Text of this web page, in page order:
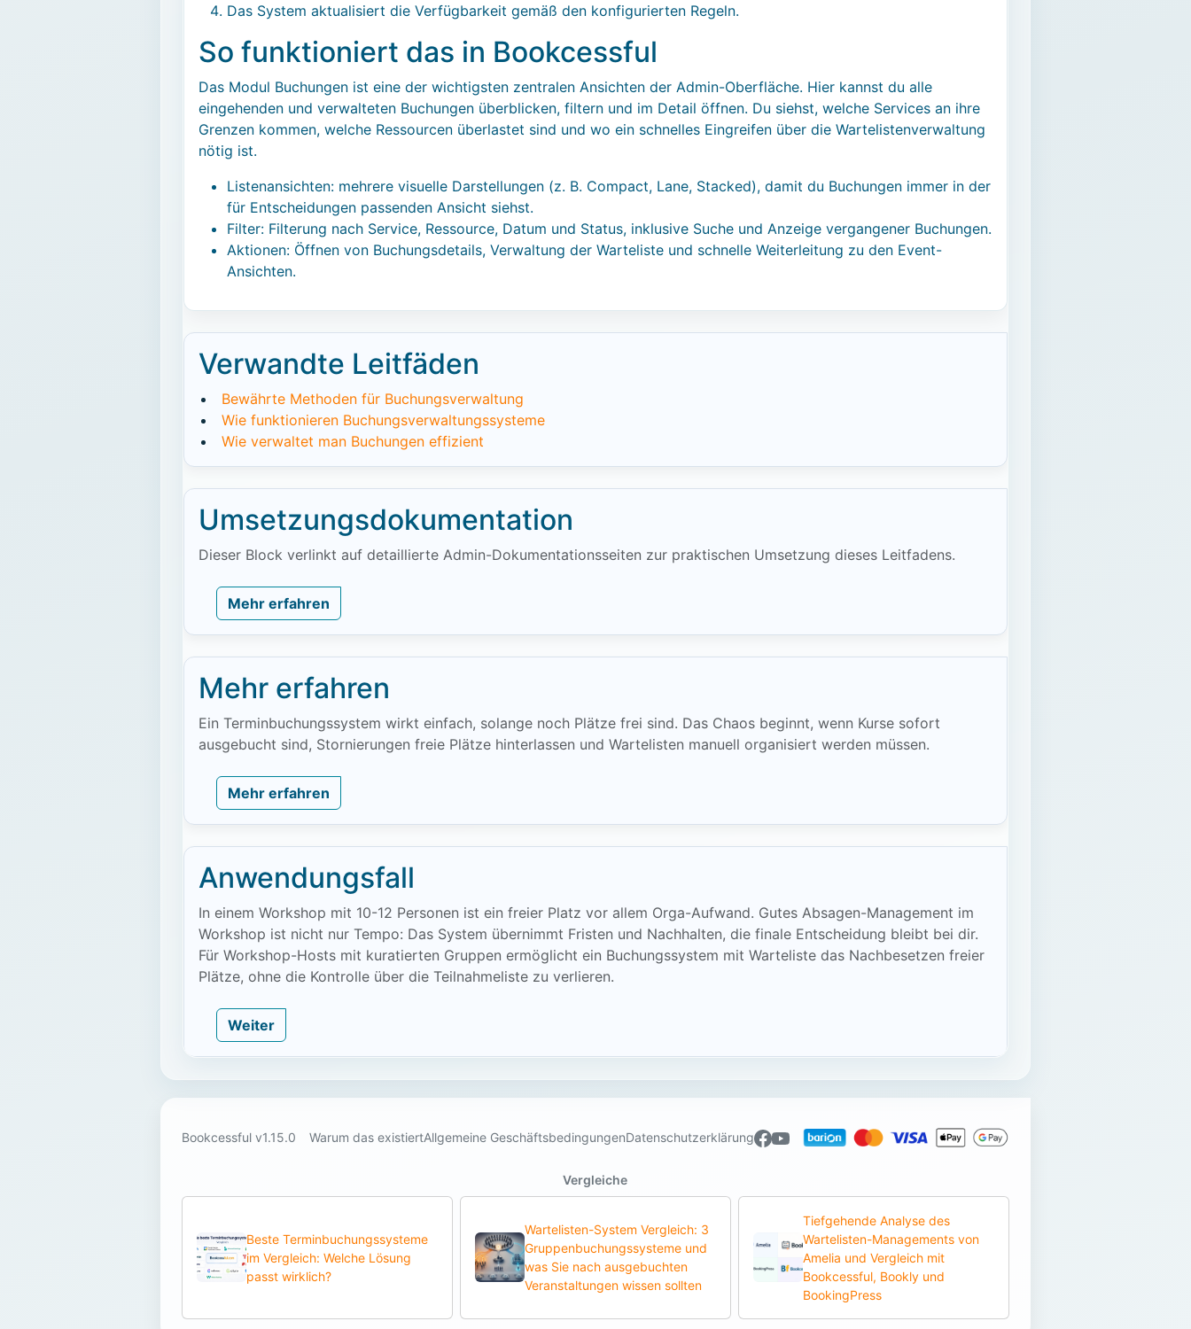
Das System aktualisiert die Verfügbarkeit gemäß den konfigurierten Regeln.
So funktioniert das in Bookcessful
Das Modul Buchungen ist eine der wichtigsten zentralen Ansichten der Admin-Oberfläche. Hier kannst du alle
eingehenden und verwalteten Buchungen überblicken, filtern und im Detail öffnen. Du siehst, welche Services an ihre
Grenzen kommen, welche Ressourcen überlastet sind und wo ein schnelles Eingreifen über die Wartelistenverwaltung
nötig ist.
Listenansichten: mehrere visuelle Darstellungen (z. B. Compact, Lane, Stacked), damit du Buchungen immer in der
für Entscheidungen passenden Ansicht siehst.
Filter: Filterung nach Service, Ressource, Datum und Status, inklusive Suche und Anzeige vergangener Buchungen.
Aktionen: Öffnen von Buchungsdetails, Verwaltung der Warteliste und schnelle Weiterleitung zu den Event-
Ansichten.
Verwandte Leitfäden
Bewährte Methoden für Buchungsverwaltung
Wie funktionieren Buchungsverwaltungssysteme
Wie verwaltet man Buchungen effizient
Umsetzungsdokumentation
Dieser Block verlinkt auf detaillierte Admin-Dokumentationsseiten zur praktischen Umsetzung dieses Leitfadens.
Mehr erfahren
Mehr erfahren
Ein Terminbuchungssystem wirkt einfach, solange noch Plätze frei sind. Das Chaos beginnt, wenn Kurse sofort
ausgebucht sind, Stornierungen freie Plätze hinterlassen und Wartelisten manuell organisiert werden müssen.
Mehr erfahren
Anwendungsfall
In einem Workshop mit 10-12 Personen ist ein freier Platz vor allem Orga-Aufwand. Gutes Absagen-Management im
Workshop ist nicht nur Tempo: Das System übernimmt Fristen und Nachhalten, die finale Entscheidung bleibt bei dir.
Für Workshop-Hosts mit kuratierten Gruppen ermöglicht ein Buchungssystem mit Warteliste das Nachbesetzen freier
Plätze, ohne die Kontrolle über die Teilnahmeliste zu verlieren.
Weiter
Bookcessful v1.15.0 Warum das existiertAllgemeine GeschäftsbedingungenDatenschutzerklärung
Vergleiche
Beste Terminbuchungssysteme
im Vergleich: Welche Lösung
passt wirklich?
Wartelisten-System Vergleich: 3
Gruppenbuchungssysteme und
was Sie nach ausgebuchten
Veranstaltungen wissen sollten
Tiefgehende Analyse des
Wartelisten-Managements von
Amelia und Vergleich mit
Bookcessful, Bookly und
BookingPress